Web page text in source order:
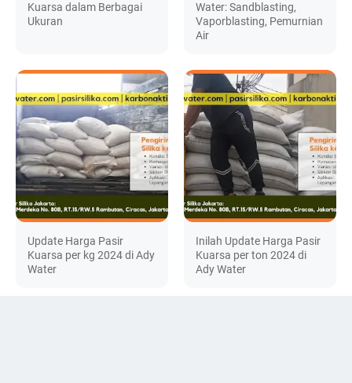
Kuarsa dalam Berbagai
Ukuran
Water: Sandblasting,
Vaporblasting, Pemurnian
Air
Update Harga Pasir
Kuarsa per kg 2024 di Ady
Water
Inilah Update Harga Pasir
Kuarsa per ton 2024 di
Ady Water